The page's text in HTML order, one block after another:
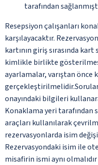
tarafından
Resepsiyon çalışanları
karşılayacaktır.
kartının giriş sırasında
kimlikle birlikte
ayarlamalar, varıştan önce
onayındaki bilgileri
Konaklama yeri
araçları kullanılarak
rezervasyonlarda isim
Rezervasyondaki isim ile
misafirin ismi aynı